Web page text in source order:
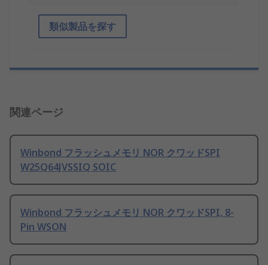
類似製品を探す
関連ページ
Winbond フラッシュメモリ NOR クワッドSPI
W25Q64JVSSIQ SOIC
Winbond フラッシュメモリ NOR クワッドSPI, 8-
Pin WSON